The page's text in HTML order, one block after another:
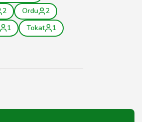
2 Ordu
2
1 Tokat
1